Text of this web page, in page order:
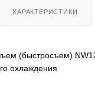
ХАРАКТЕРИСТИКИ
(быстросъем)
охлаждения